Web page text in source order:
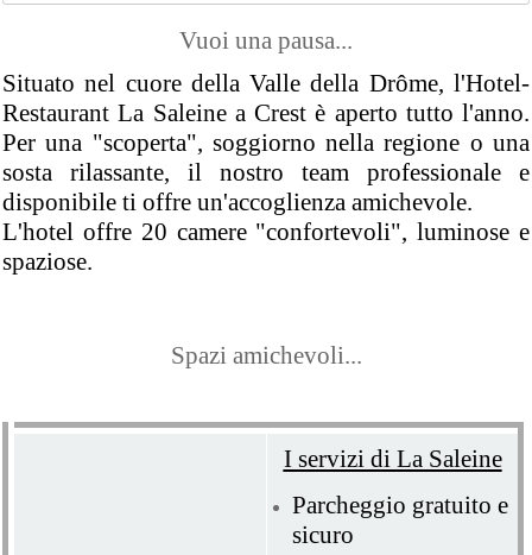
Vuoi una pausa...
Situato nel cuore della Valle della Drôme, l'Hotel-
Restaurant La Saleine a Crest è aperto tutto l'anno.
Per una "scoperta", soggiorno nella regione o una
sosta rilassante, il nostro team professionale e
disponibile ti offre un'accoglienza amichevole.
L'hotel offre 20 camere "confortevoli", luminose e
spaziose.
Spazi amichevoli...
I servizi di La Saleine
Parcheggio gratuito e
sicuro